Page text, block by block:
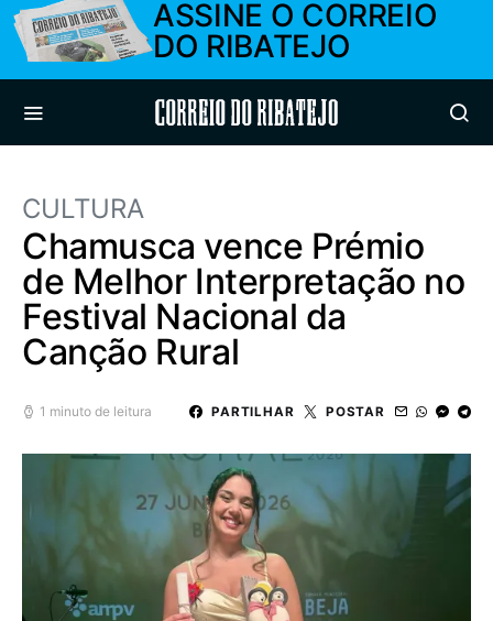
ASSINE O CORREIO
DO RIBATEJO
Correio do Ribatejo
CULTURA
Chamusca vence Prémio
de Melhor Interpretação no
Festival Nacional da
Canção Rural
1 minuto de leitura PARTILHAR POSTAR